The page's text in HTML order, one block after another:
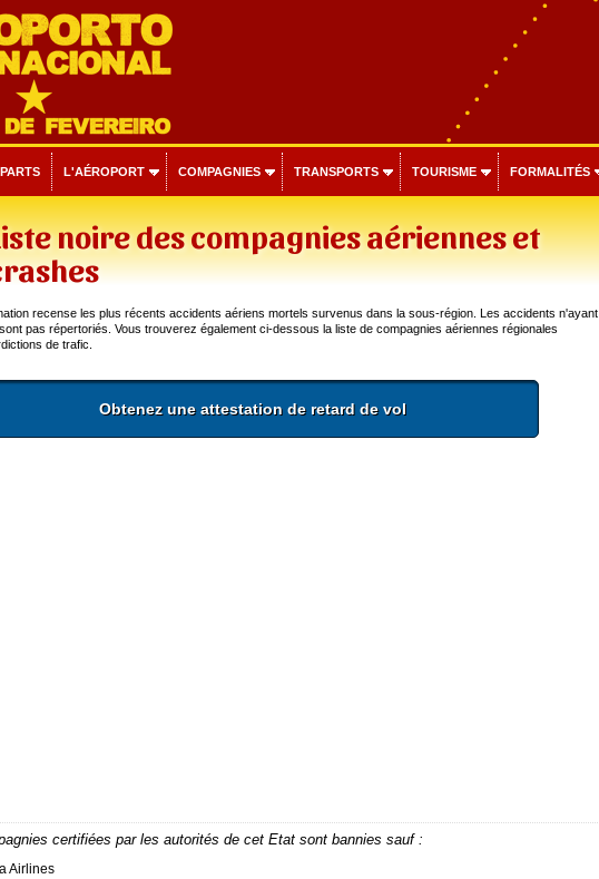
L'AÉROPORT COMPAGNIES TRANSPORTS TOURISME FORMALITÉS
noire des compagnies aériennes et
recense les plus récents accidents aériens mortels survenus dans la sous-région. Les accidents n'ayant
pas répertoriés. Vous trouverez également ci-dessous la liste de compagnies aériennes régionales
de trafic.
Obtenez une attestation de retard de vol
certifiées par les autorités de cet Etat sont bannies sauf :
Airlines